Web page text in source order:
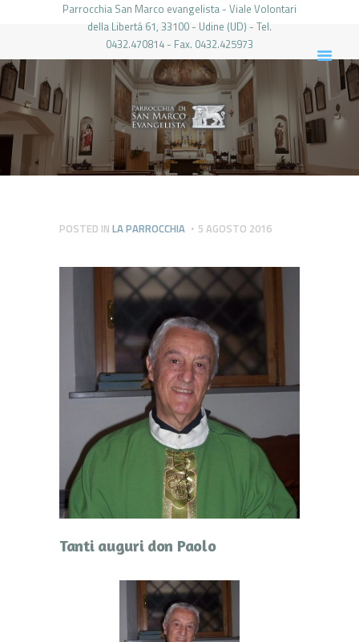
Parrocchia San Marco evangelista - Viale Volontari
della Libertá 61, 33100 - Udine (UD) - Tel.
0432.470814 - Fax. 0432.425973
PARROCCHIA DI SAN MARCO UDINE
HOME
LA PARROCCHIA
IL PARROCO
LE ATTIVITÀ
PIERABECH
CONTATTI
POSTED IN LA PARROCCHIA 5 AGOSTO 2016
Tanti auguri don Paolo